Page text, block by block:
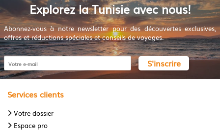
Explorez la Tunisie avec nous!
Abonnez-vous à notre newsletter pour des découvertes exclusives,
offres et réductions spéciales et conseils de voyages.
S'inscrire
Services clients
Votre dossier
Espace pro